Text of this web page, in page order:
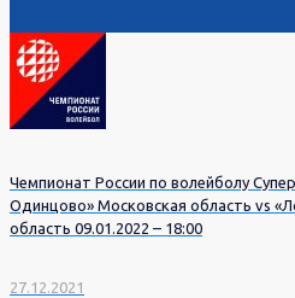
Чемпионат России по волейболу
Одинцово» Московская область vs
область 09.01.2022 – 18:00
27.12.2021